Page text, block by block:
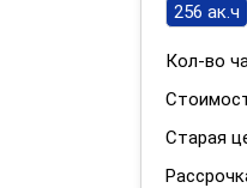
256 ак.ч
Кол-во
Старая